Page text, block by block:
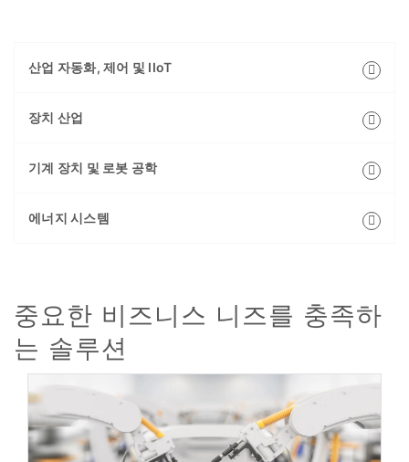
산업 자동화, 제어 및 IIoT
장치 산업
기계 장치 및 로봇 공학
에너지 시스템
중요한 비즈니스 니즈를 충족하
는 솔루션